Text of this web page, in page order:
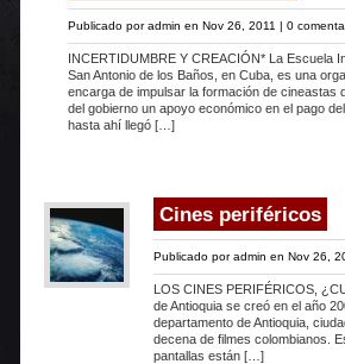
Publicado poradmin en Nov 26, 2011 | 0
INCERTIDUMBRE Y CREACIÓN* La Escuela
San Antonio de los Baños, en Cuba, es una
encarga de impulsar la formación de cineastas
del gobierno un apoyo económico en el pago
hasta ahí llegó […]
Cines periféricos
Publicado poradmin en Nov 26,
LOS CINES PERIFÉRICOS,
de Antioquia se creó en el año
departamento de Antioquia,
decena de filmes colombianos.
pantallas están […]